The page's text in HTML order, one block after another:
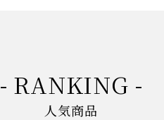
- RANKING -
人気商品